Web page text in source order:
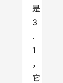
是
3
.
1
，
它